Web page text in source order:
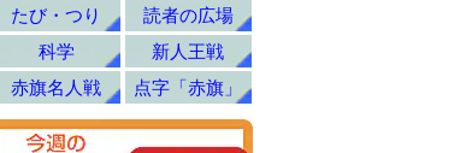
たび・つり
読者の広場
科学
新人王戦
赤旗名人戦
点字「赤旗」